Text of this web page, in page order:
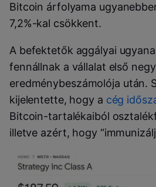
Bitcoin árfolyama
7,2%-kal csökkent.
A befektetők aggályai
fennállnak a vállalat első
eredménybeszámolója után.
kijelentette, hogy a cég
Bitcoin-tartalékaiból
illetve azért, hogy